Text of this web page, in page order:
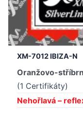
XM-7012 IBIZA-N
Oranžovo-
(1 Certifikáty)
Nehořlavá –